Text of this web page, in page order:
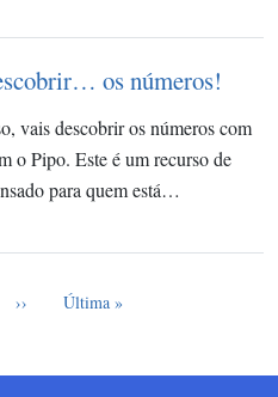
os números!
vais descobrir os números com
o Pipo. Este é um recurso de
para quem está…
Próxima página
›› Última página
Última »